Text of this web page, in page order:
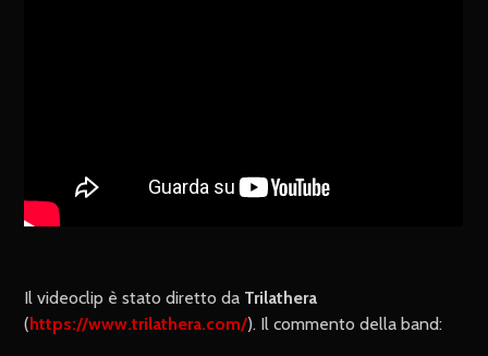
Il videoclip è stato diretto da Trilathera
(https://www.trilathera.com/). Il commento della band: